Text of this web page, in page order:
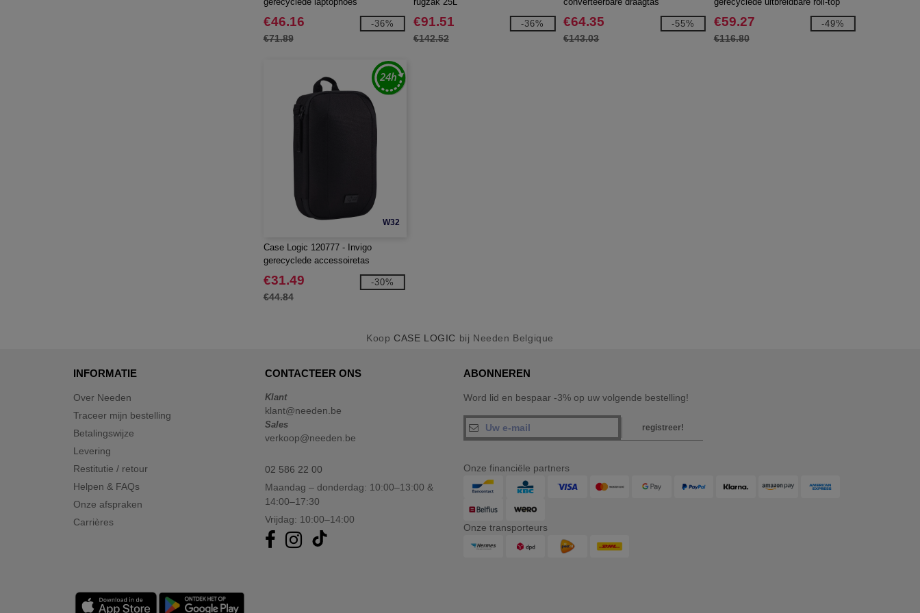
Label Serie
Larkwood
Mantis (32)
Marksman (26)
Mepal (23)
NEWGEN (7)
€46.16
€71.89
-36% €91.51
€142.52
-36% €64.35
€143.03
-55%
laptop rugzak
€59.27
€116.80
-49%
W32
Case Logic 120777 - Invigo
gerecyclede accessoiretas
€31.49
€44.84
-30%
Koop CASE LOGIC bij Needen Belgique
INFORMATIE
Over Needen
Traceer mijn bestelling
Betalingswijze
Levering
Restitutie / retour
Helpen & FAQs
Onze afspraken
Carrières
CONTACTEER ONS
Klant
klant@needen.be
Sales
verkoop@needen.be
02 586 22 00
Maandag – donderdag: 10:00–13:00 &
14:00–17:30
Vrijdag: 10:00–14:00
ABONNEREN
Word lid en bespaar -3% op uw volgende bestelling!
registreer!
Onze financiële partners
Onze transporteurs